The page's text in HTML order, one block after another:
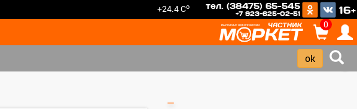
+24.4 Co тел. (38475) 65-545
+7 923-625-02-51 16+
0
›